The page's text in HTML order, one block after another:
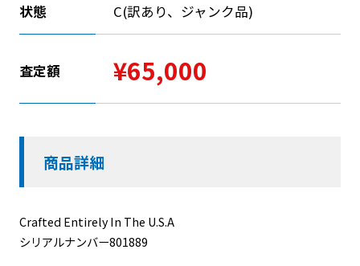
状態 C(訳あり、ジャンク品)
査定額 ¥65,000
商品詳細
Crafted Entirely In The U.S.A
シリアルナンバー801889